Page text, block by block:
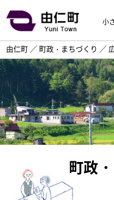
小
由仁町 ／ 町政・まちづくり ／
町政